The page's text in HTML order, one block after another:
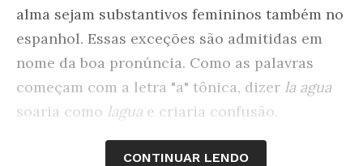
alma sejam substantivos femininos também no
espanhol. Essas exceções são admitidas em
nome da boa pronúncia. Como as palavras
começam com a letra "a" tônica, dizer la agua
soaria como lagua e criaria confusão.
Julieta Sueldo Boedo, professora de Espanhol e tradutora.
CONTINUAR LENDO